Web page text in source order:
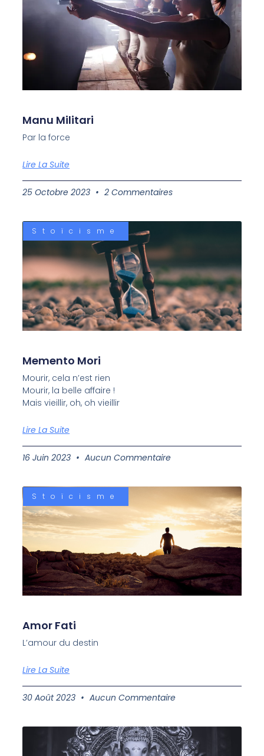
Manu Militari
Par la force
Lire La Suite
25 Octobre 2023 2 Commentaires
Stoïcisme
Memento Mori
Mourir, cela n’est rien
Mourir, la belle affaire !
Mais vieillir, oh, oh vieillir
Lire La Suite
16 Juin 2023 Aucun Commentaire
Stoïcisme
Amor Fati
L’amour du destin
Lire La Suite
30 Août 2023 Aucun Commentaire